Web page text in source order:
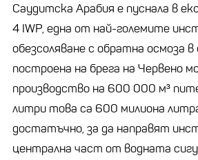
Саудитска Арабия е пуснала в
4 IWP, една от най-големите
обезсоляване с обратна осмоза
построена на брега на Червено
производство на 600 000 м³
литри това са 600 милиона
достатъчно, за да направят
централна част от водната